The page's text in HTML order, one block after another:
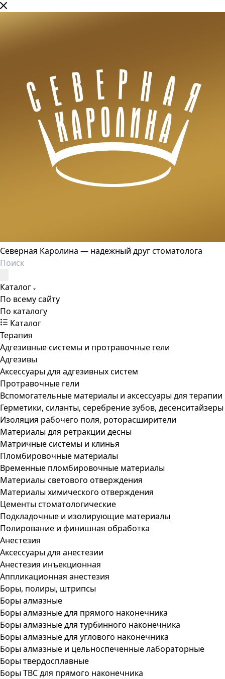
Северная Каролина — надежный друг стоматолога
Каталог
По всему сайту
По каталогу
Каталог
Терапия
Адгезивные системы и протравочные гели
Адгезивы
Аксессуары для адгезивных систем
Протравочные гели
Вспомогательные материалы и аксессуары для терапии
Герметики, силанты, серебрение зубов, десенситайзеры
Изоляция рабочего поля, роторасширители
Материалы для ретракции десны
Матричные системы и клинья
Пломбировочные материалы
Временные пломбировочные материалы
Материалы светового отверждения
Материалы химического отверждения
Цементы стоматологические
Подкладочные и изолирующие материалы
Полирование и финишная обработка
Анестезия
Аксессуары для анестезии
Анестезия инъекционная
Аппликационная анестезия
Боры, полиры, штрипсы
Боры алмазные
Боры алмазные для прямого наконечника
Боры алмазные для турбинного наконечника
Боры алмазные для углового наконечника
Боры алмазные и цельноспеченные лабораторные
Боры твердосплавные
Боры ТВС для прямого наконечника